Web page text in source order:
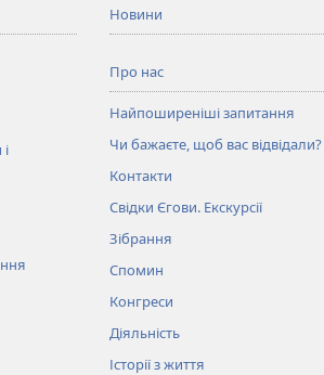
Новини
Про нас
Найпоширеніші запитання
Чи бажаєте, щоб вас відвідали?
Контакти
Свідки Єгови. Екскурсії
Зібрання
Спомин
Конгреси
Діяльність
Історії з життя